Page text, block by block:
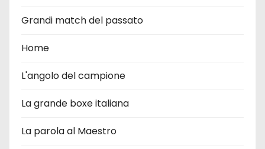
Grandi match del passato
Home
L'angolo del campione
La grande boxe italiana
La parola al Maestro